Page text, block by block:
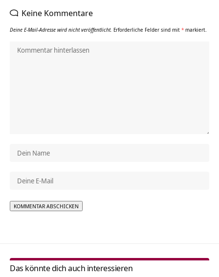
Keine Kommentare
Deine E-Mail-Adresse wird nicht veröffentlicht. Erforderliche Felder sind mit * markiert.
Das könnte dich auch interessieren